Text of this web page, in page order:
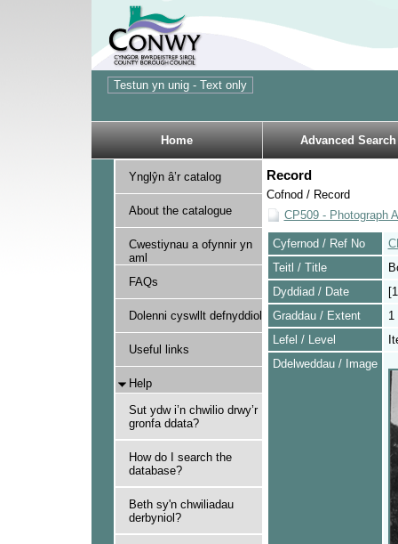
Home Advanced Search
Ynglŷn â’r catalog
About the catalogue
Cwestiynau a ofynnir yn
aml
FAQs
Dolenni cyswllt defnyddiol
Useful links
Help
Sut ydw i’n chwilio drwy’r
gronfa ddata?
How do I search the
database?
Beth sy'n chwiliadau
derbyniol?
Record
Cofnod / Record
CP509 - Photograph
Cyfernod / Ref No
Teitl / Title
Dyddiad / Date
Graddau / Extent
1
Lefel / Level
Ddelweddau / Image